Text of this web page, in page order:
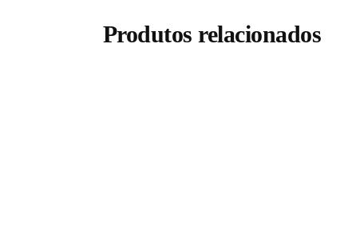
Produtos relacionados